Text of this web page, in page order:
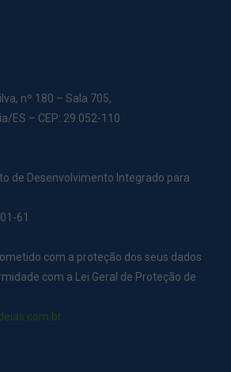
nº 180 – Sala 705,
ES – CEP: 29.052-110
de Desenvolvimento Integrado para
61
com a proteção dos seus dados
com a Lei Geral de Proteção de